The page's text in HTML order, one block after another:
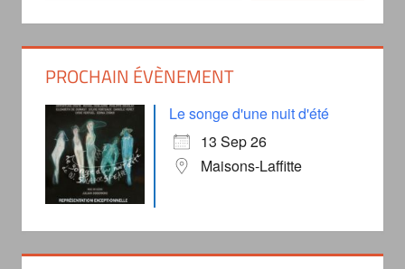
PROCHAIN ÉVÈNEMENT
Le songe d'une nuit d'été
13 Sep 26
Maisons-Laffitte